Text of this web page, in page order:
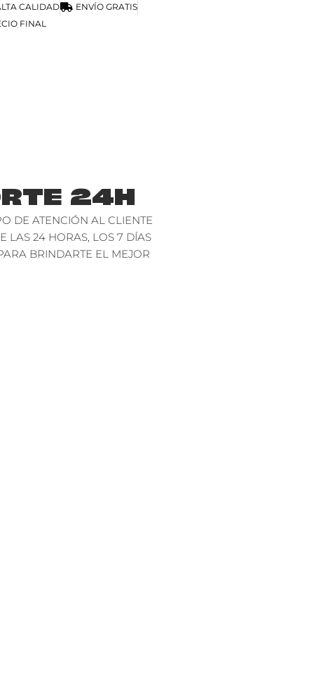
CALIDAD
ENVÍO GRATIS
FINAL
24H
DE ATENCIÓN AL CLIENTE
LAS 24 HORAS, LOS 7 DÍAS
BRINDARTE EL MEJOR